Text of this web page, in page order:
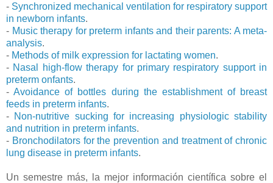
- Synchronized mechanical ventilation for respiratory support
in newborn infants.
- Music therapy for preterm infants and their parents: A meta-
analysis.
- Methods of milk expression for lactating women.
- Nasal high-flow therapy for primary respiratory support in
preterm onfants.
-Avoidance of bottles during the establishment of breast
feeds in preterm infants.
- Non-nutritive sucking for increasing physiologic stability
and nutrition in preterm infants.
- Bronchodilators for the prevention and treatment of chronic
lung disease in preterm infants.
Un semestre más, la mejor información científica sobre el